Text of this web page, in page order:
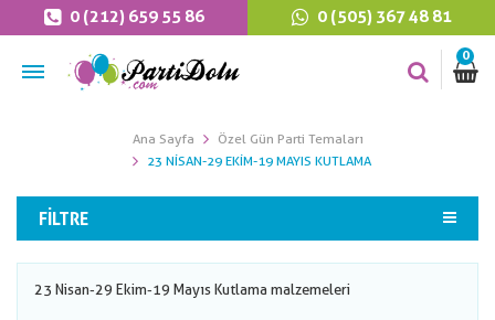
0 (212) 659 55 86 0 (505) 367 48 81
0
Ana Sayfa
Özel Gün Parti Temaları
23 NISAN-29 EKIM-19 MAYIS KUTLAMA
FILTRE
23 Nisan-29 Ekim-19 Mayıs Kutlama malzemeleri